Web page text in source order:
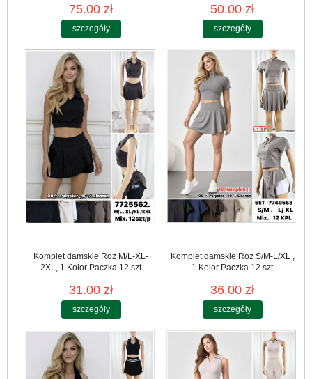
75.00 zł
szczegóły
50.00 zł
szczegóły
Komplet damskie Roz M/L-XL-
2XL, 1 Kolor Paczka 12 szt
31.00 zł
szczegóły
Komplet damskie Roz S/M-L/XL ,
1 Kolor Paczka 12 szt
36.00 zł
szczegóły